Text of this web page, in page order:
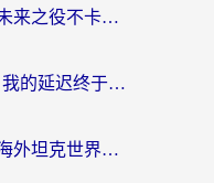
在欧洲怎么打绝地求生：未来之役不卡？留学生亲测的加速器避坑指南
人在美国玩BanG加速器，我的延迟终于绿了
海外玩坦克世界总卡顿？海外坦克世界加速器有哪些？实测好用的选择在这里